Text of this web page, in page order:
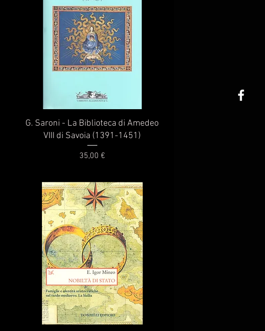
Vista rapida
G. Saroni - La Biblioteca di Amedeo
VIII di Savoia (1391-1451)
Prezzo
35,00 €